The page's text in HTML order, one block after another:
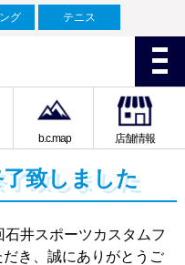
グ テニス
b.c.map 店舗情報
致しました
井スポーツカスタムフ
き、誠にありがとうご